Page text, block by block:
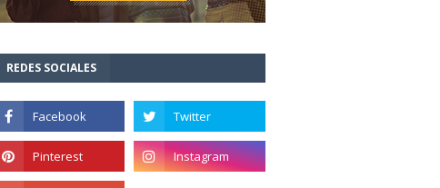
REDES SOCIALES